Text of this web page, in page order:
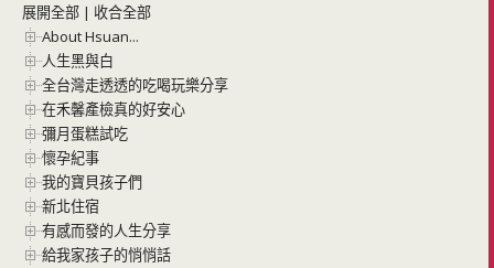
展開全部 | 收合全部
About Hsuan...
人生黑與白
全台灣走透透的吃喝玩樂分享
在禾馨產檢真的好安心
彌月蛋糕試吃
懷孕紀事
我的寶貝孩子們
新北住宿
有感而發的人生分享
給我家孩子的悄悄話